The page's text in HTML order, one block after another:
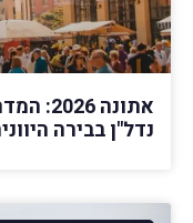
אתונה
נדל"ן בבירה